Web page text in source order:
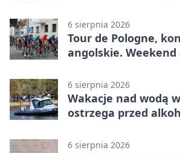
6 sierpnia 2026
Tour de Pologne,
angolskie.
6 sierpnia 2026
Wakacje nad wodą
ostrzega przed
6 sierpnia 2026